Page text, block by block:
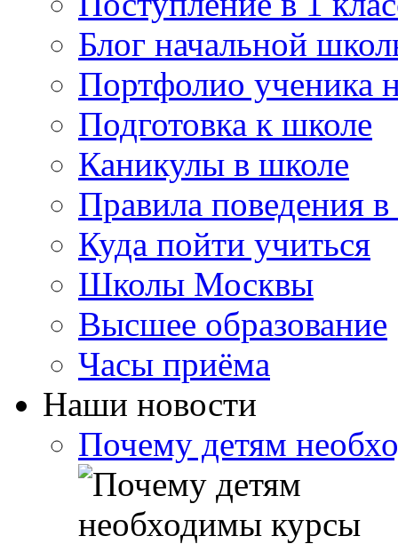
Блог начальной
Портфолио ученика
Подготовка к школе
Каникулы в школе
Правила поведения
Куда пойти учиться
Школы Москвы
Высшее образование
Часы приёма
Наши новости
Почему детям